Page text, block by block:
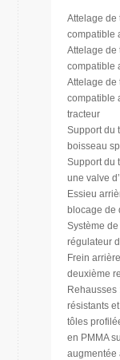
Attelage de
compatible
Attelage
compatible
Attelage de
compatible
tracteur
Support du
boisseau
Support du
une valve
Essieu
blocage de
Système
régulateur
Frein
deuxième
Rehausses
résistants
tôles
en PMMA
augmentée